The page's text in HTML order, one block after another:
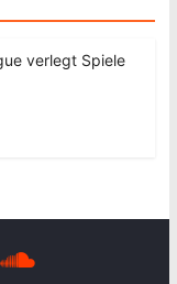
verlegt Spiele